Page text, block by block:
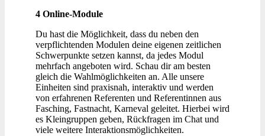
4 Online-Module
Du hast die Möglichkeit, dass du neben den
verpflichtenden Modulen deine eigenen zeitlichen
Schwerpunkte setzen kannst, da jedes Modul
mehrfach angeboten wird. Schau dir am besten
gleich die Wahlmöglichkeiten an. Alle unsere
Einheiten sind praxisnah, interaktiv und werden
von erfahrenen Referenten und Referentinnen aus
Fasching, Fastnacht, Karneval geleitet. Hierbei wird
es Kleingruppen geben, Rückfragen im Chat und
viele weitere Interaktionsmöglichkeiten.